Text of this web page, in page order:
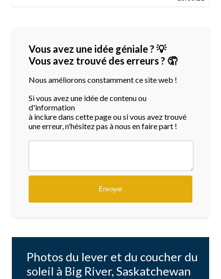
Vous avez une idée géniale ? 💡
Vous avez trouvé des erreurs ? 🤦
Nous améliorons constamment ce site web !
Si vous avez une idée de contenu ou
d'information
à inclure dans cette page ou si vous avez trouvé
une erreur, n'hésitez pas à nous en faire part !
Photos du lever et du coucher du
soleil à Big River, Saskatchewan